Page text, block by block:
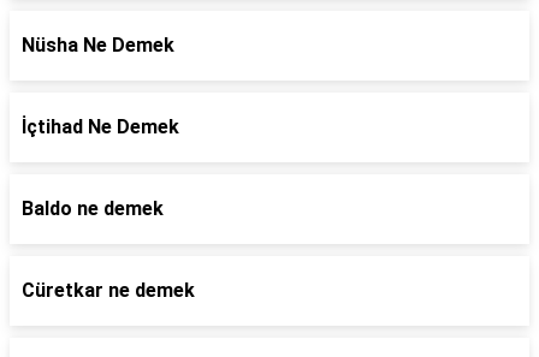
Nüsha Ne Demek
İçtihad Ne Demek
Baldo ne demek
Cüretkar ne demek